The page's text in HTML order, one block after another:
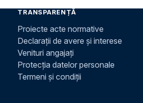
TRANSPARENȚĂ
Proiecte acte normative
Declarații de avere și interese
Venituri angajați
Protecția datelor personale
Termeni și condiții